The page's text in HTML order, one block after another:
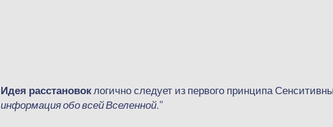
Идея расстановоклогично следует из первого принципа
информация обо всей Вселенной."